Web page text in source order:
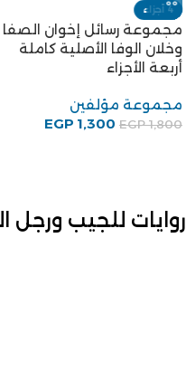
روايات للجيب ورجل